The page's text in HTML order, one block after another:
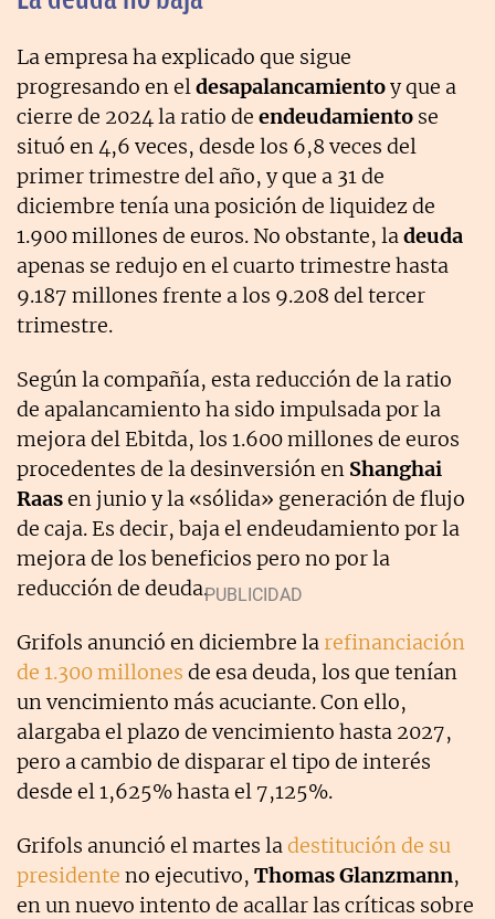
La empresa ha explicado que sigue
progresando en eldesapalancamientoy que a
cierre de 2024 la ratio de endeudamiento se
situó en 4,6 veces, desde los 6,8 veces del
primer trimestre del año, y que a 31 de
diciembre tenía una posición de liquidez de
1.900 millones de euros. No obstante, ladeuda
apenas se redujo en el cuarto trimestre hasta
9.187 millones frente a los 9.208 del tercer
trimestre.
Según la compañía, esta reducción de la ratio
de apalancamiento ha sido impulsada por la
mejora del Ebitda, los 1.600 millones de euros
procedentes de la desinversión en Shanghai
Raasen junio y la «sólida» generación de flujo
de caja. Es decir, baja el endeudamiento por la
mejora de los beneficios pero no por la
reducción de deuda.
Grifols anunció en diciembre la refinanciación
de 1.300 millones de esa deuda, los que tenían
un vencimiento más acuciante. Con ello,
alargaba el plazo de vencimiento hasta 2027,
pero a cambio de disparar el tipo de interés
desde el 1,625% hasta el 7,125%.
Grifols anunció el martes ladestitución de su
presidente no ejecutivo, Thomas Glanzmann,
en un nuevo intento de acallar las críticas sobre